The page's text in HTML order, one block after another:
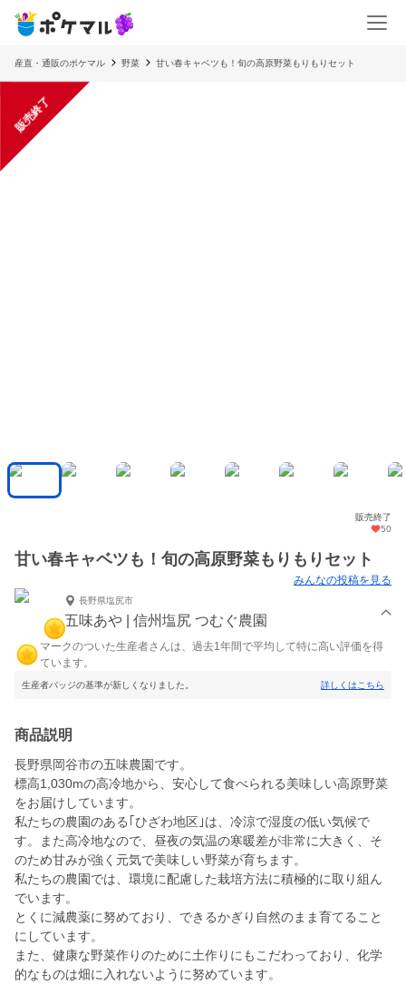
産直・通販のポケマル 野菜 甘い春キャベツも！旬の高原野菜もりもりセット
販売終了
販売終了
50
甘い春キャベツも！旬の高原野菜もりもりセット
みんなの投稿を見る
長野県塩尻市
五味あや | 信州塩尻 つむぐ農園
マークのついた生産者さんは、過去1年間で平均して特に高い評価を得
ています。
生産者バッジの基準が新しくなりました。 詳しくはこちら
商品説明
長野県岡谷市の五味農園です。
標高1,030mの高冷地から、安心して食べられる美味しい高原野菜
をお届けしています。
私たちの農園のある｢ひざわ地区｣は、冷涼で湿度の低い気候で
す。また高冷地なので、昼夜の気温の寒暖差が非常に大きく、そ
のため甘みが強く元気で美味しい野菜が育ちます。
私たちの農園では、環境に配慮した栽培方法に積極的に取り組ん
でいます。
とくに減農薬に努めており、できるかぎり自然のまま育てること
にしています。
また、健康な野菜作りのために土作りにもこだわっており、化学
的なものは畑に入れないように努めています。